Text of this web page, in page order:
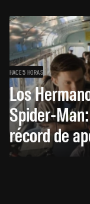
HACE 5 HORAS
Los
Spider-
récord de